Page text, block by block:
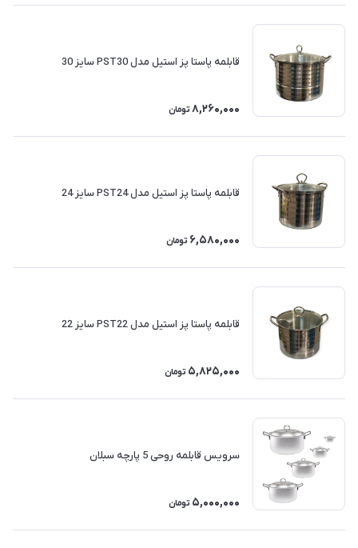
قابلمه پاستا پز استیل مدل PST30 سایز 30
8,260,000 تومان
قابلمه پاستا پز استیل مدل PST24 سایز 24
6,580,000 تومان
قابلمه پاستا پز استیل مدل PST22 سایز 22
5,825,000 تومان
سرویس قابلمه روحی 5 پارچه سبلان
5,000,000 تومان